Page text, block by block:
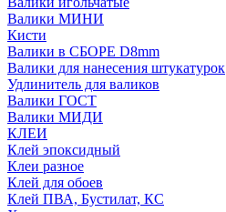
Валики МИНИ
Кисти
Валики в СБОРЕ D8mm
Валики для нанесения штукатурок
Удлинитель для валиков
Валики ГОСТ
Валики МИДИ
КЛЕИ
Клей эпоксидный
Клеи разное
Клей для обоев
Клей ПВА, Бустилат, КС